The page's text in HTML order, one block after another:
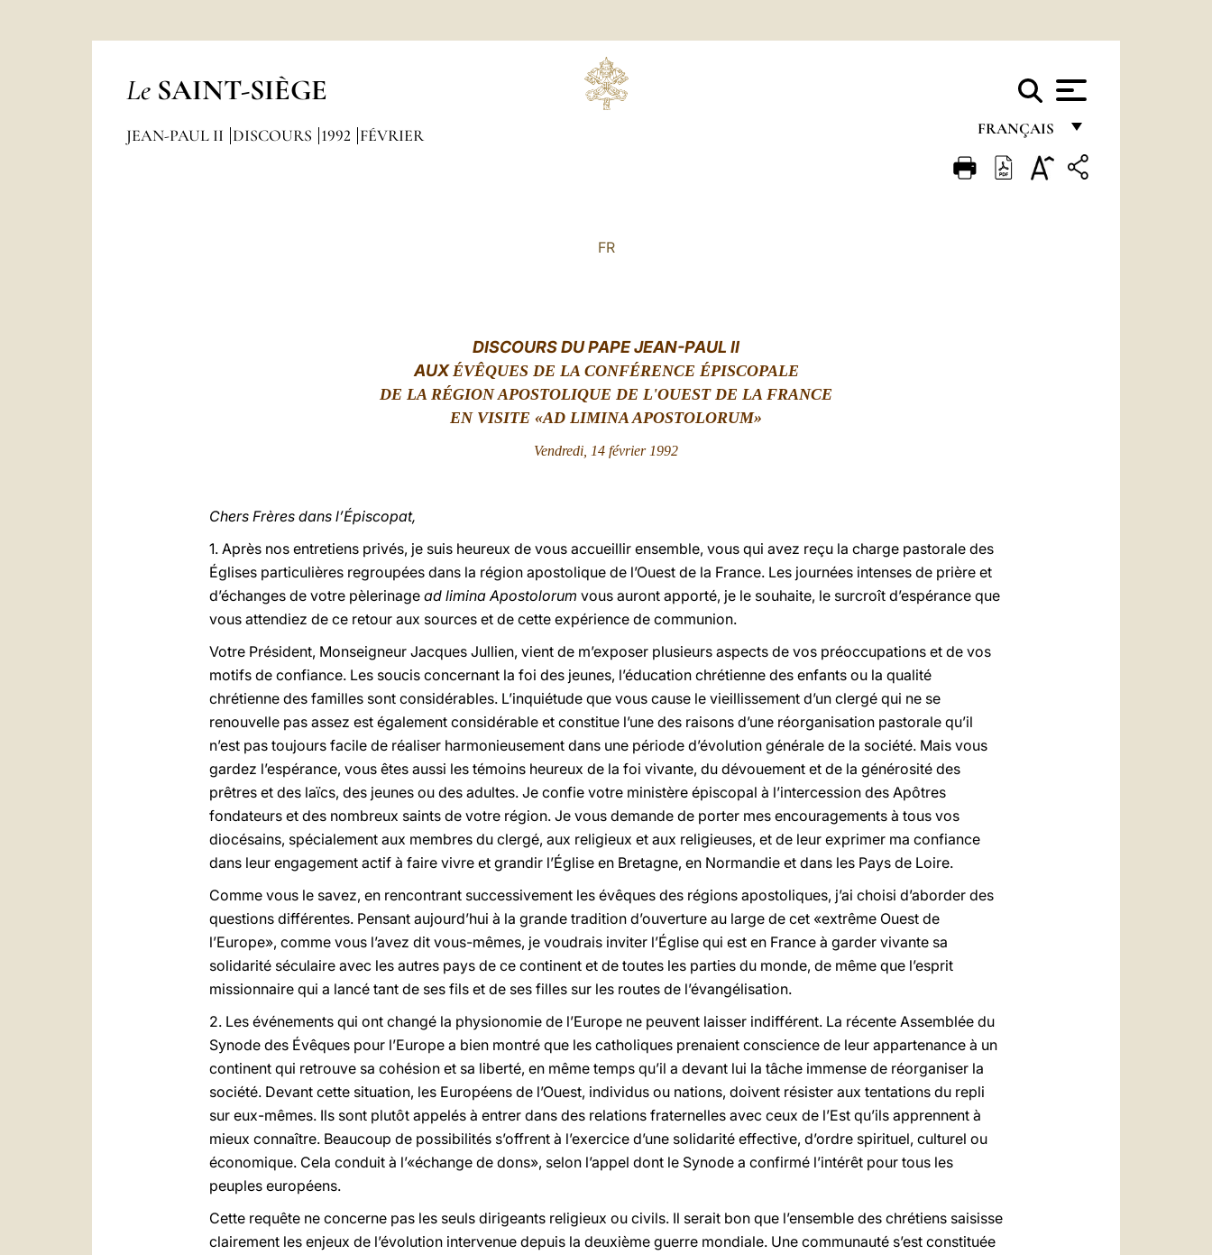
Le SAINT-SIÈGE
FRANÇAIS
FRANÇAIS
JEAN-PAUL II DISCOURS 1992 FÉVRIER
FR
DISCOURS DU PAPE JEAN-PAUL II
AUXÉVÊQUES DE LA CONFÉRENCE ÉPISCOPALE
DE LA RÉGION APOSTOLIQUE DE L'OUEST DE LA FRANCE
EN VISITE «AD LIMINA APOSTOLORUM»
Vendredi, 14 février 1992
Chers Frères dans l’Épiscopat,
1. Après nos entretiens privés, je suis heureux de vous accueillir ensemble, vous qui avez reçu la charge pastorale des
Églises particulières regroupées dans la région apostolique de l’Ouest de la France. Les journées intenses de prière et
d’échanges de votre pèlerinage ad limina Apostolorum vous auront apporté, je le souhaite, le surcroît d’espérance que
vous attendiez de ce retour aux sources et de cette expérience de communion.
Votre Président, Monseigneur Jacques Jullien, vient de m’exposer plusieurs aspects de vos préoccupations et de vos
motifs de confiance. Les soucis concernant la foi des jeunes, l’éducation chrétienne des enfants ou la qualité
chrétienne des familles sont considérables. L’inquiétude que vous cause le vieillissement d’un clergé qui ne se
renouvelle pas assez est également considérable et constitue l’une des raisons d’une réorganisation pastorale qu’il
n’est pas toujours facile de réaliser harmonieusement dans une période d’évolution générale de la société. Mais vous
gardez l’espérance, vous êtes aussi les témoins heureux de la foi vivante, du dévouement et de la générosité des
prêtres et des laïcs, des jeunes ou des adultes. Je confie votre ministère épiscopal à l’intercession des Apôtres
fondateurs et des nombreux saints de votre région. Je vous demande de porter mes encouragements à tous vos
diocésains, spécialement aux membres du clergé, aux religieux et aux religieuses, et de leur exprimer ma confiance
dans leur engagement actif à faire vivre et grandir l’Église en Bretagne, en Normandie et dans les Pays de Loire.
Comme vous le savez, en rencontrant successivement les évêques des régions apostoliques, j’ai choisi d’aborder des
questions différentes. Pensant aujourd’hui à la grande tradition d’ouverture au large de cet «extrême Ouest de
l’Europe», comme vous l’avez dit vous-mêmes, je voudrais inviter l’Église qui est en France à garder vivante sa
solidarité séculaire avec les autres pays de ce continent et de toutes les parties du monde, de même que l’esprit
missionnaire qui a lancé tant de ses fils et de ses filles sur les routes de l’évangélisation.
2. Les événements qui ont changé la physionomie de l’Europe ne peuvent laisser indifférent. La récente Assemblée du
Synode des Évêques pour l’Europe a bien montré que les catholiques prenaient conscience de leur appartenance à un
continent qui retrouve sa cohésion et sa liberté, en même temps qu’il a devant lui la tâche immense de réorganiser la
société. Devant cette situation, les Européens de l’Ouest, individus ou nations, doivent résister aux tentations du repli
sur eux-mêmes. Ils sont plutôt appelés à entrer dans des relations fraternelles avec ceux de l’Est qu’ils apprennent à
mieux connaître. Beaucoup de possibilités s’offrent à l’exercice d’une solidarité effective, d’ordre spirituel, culturel ou
économique. Cela conduit à l’«échange de dons», selon l’appel dont le Synode a confirmé l’intérêt pour tous les
peuples européens.
Cette requête ne concerne pas les seuls dirigeants religieux ou civils. Il serait bon que l’ensemble des chrétiens saisisse
clairement les enjeux de l’évolution intervenue depuis la deuxième guerre mondiale. Une communauté s’est constituée